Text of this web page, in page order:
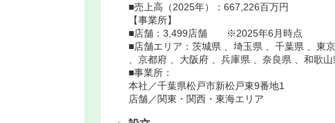
■売上高（2025年）：667,226百万円
【事業所】
■店舗：3,499店舗 ※2025年6月時点
■店舗エリア：茨城県 、埼玉県 、千葉県 、東
、京都府 、大阪府 、兵庫県 、奈良県 、和歌山
■事業所：
本社／千葉県松戸市新松戸東9番地1
店舗／関東・関西・東海エリア